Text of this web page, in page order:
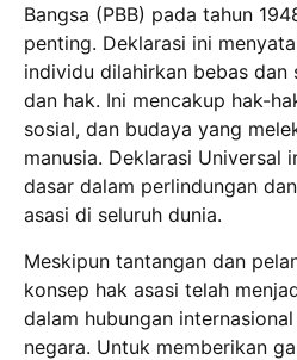
Bangsa (PBB) pada tahun
penting. Deklarasi ini
individu dilahirkan bebas
dan hak. Ini mencakup hak-
sosial, dan budaya yang
manusia. Deklarasi Universal
dasar dalam perlindungan
asasi di seluruh dunia.
Meskipun tantangan dan
konsep hak asasi telah
dalam hubungan
negara. Untuk memberikan